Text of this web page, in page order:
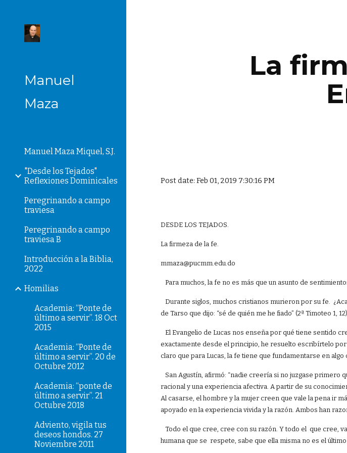
Manuel
Maza
Manuel Maza Miquel, S.J.
"Desde los Tejados"
Reflexiones Dominicales
Peregrinando a campo
traviesa
Peregrinando a campo
traviesa B
Introducción a la Biblia,
2022
Homilias
Academia: “Ponte de
último a servir”. 18 Oct
2015
Academia: “Ponte de
último a servir”. 20 de
Octubre 2012
Academia: “ponte de
último a servir”. 21
Octubre 2018
Adviento, vigila tus
deseos hondos. 27
Noviembre 2011
La
Post date: Feb 01, 2019 7:30:16 PM
DESDE LOS TEJADOS.
La firmeza de la fe.
mmaza@pucmm.edu.do
Para muchos, la fe no es más que un asunto de
Durante siglos, muchos cristianos murieron por su fe.
de Tarso que dijo: “sé de quién me he fiado” (2ª Timoteo 1,
El Evangelio de Lucas nos enseña por qué tiene sentido
exactamente desde el principio, he resuelto escribírtelo por
claro que para Lucas, la fe tiene que fundamentarse en
San Agustín, afirmó: “nadie creería si no juzgase primero
racional y una experiencia afectiva. A partir de su
Al casarse, el hombre y la mujer creen que vale la pena ir
apoyado en la experiencia vivida y la razón. Ambos han
Todo el que cree, cree con su razón. Y todo el que cree,
humana que se respete, sabe que ella misma no es el